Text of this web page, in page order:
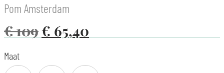
Pom Amsterdam
€109€ 65,40
Maat